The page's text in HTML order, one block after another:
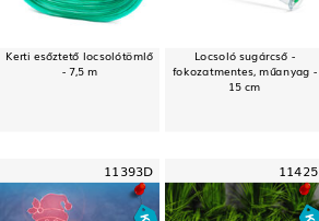
Kerti esőztető locsolótömlő
- 7,5 m
Locsoló sugárcső -
fokozatmentes, műanyag -
15 cm
11393D 11425